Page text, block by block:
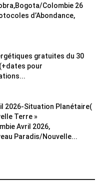
Colombie 26
d’Abondance,
gratuites du 30
pour
2026-Situation Planétaire(
Terre »
Avril 2026,
Paradis/Nouvelle...